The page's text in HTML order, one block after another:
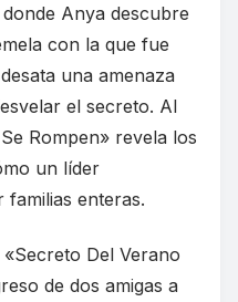
Anya descubre
con la que fue
una amenaza
el secreto. Al
Rompen» revela los
un líder
familias enteras.
Del Verano
de dos amigas a